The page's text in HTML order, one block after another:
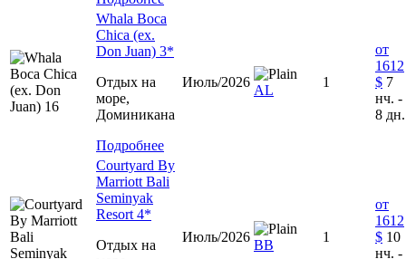
Whala Boca
Chica (ex.
Don Juan) 3*
Отдых на
море,
Доминиканa
Подробнее
Июль/2026
AL
1
от
1612
$ 7
нч. -
8 дн.
Courtyard By
Marriott Bali
Seminyak
Resort 4*
Отдых на
Июль/2026
ВВ
1
от
1612
$ 10
нч. -